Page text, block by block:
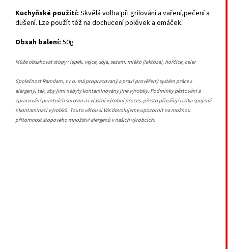
Kuchyňské použití: Skvělá volba při grilování a vaření,pečení a
dušení. Lze použít též na dochucení polévek a omáček.
Obsah balení: 50g
Může obsahovat stopy : lepek, vejce, sója, sezam, mléko (laktóza), hořčice, celer
Společnost Ramdam, s.r.o. má propracovaný a praxí prověřený systém práce s
alergeny, tak, aby jimi nebyly kontaminovány jiné výrobky. Podmínky pěstování a
zpracování prvotních surovin a i vlastní výrobní proces, přesto přinášejí rizika spojená
s kontaminací výrobků. Touto větou si Vás dovolujeme upozornit na možnou
přítomnost stopového množství alergenů v našich výrobcích.